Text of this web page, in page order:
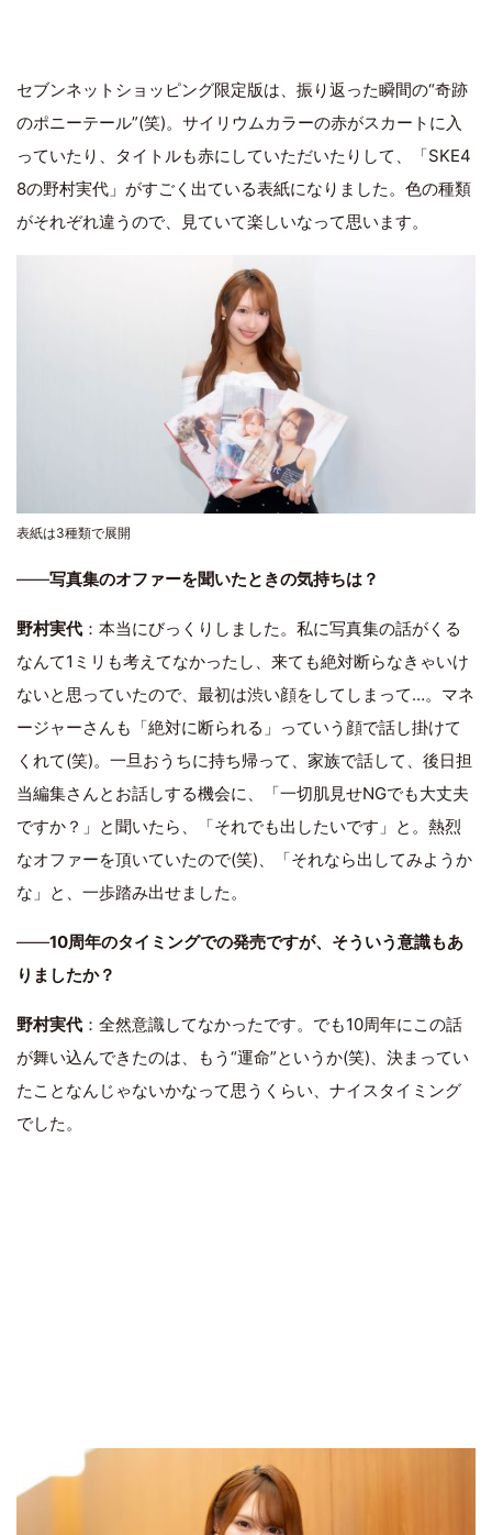
セブンネットショッピング限定版は、振り返った瞬間の“奇跡
のポニーテール”(笑)。サイリウムカラーの赤がスカートに入
っていたり、タイトルも赤にしていただいたりして、「SKE4
8の野村実代」がすごく出ている表紙になりました。色の種類
がそれぞれ違うので、見ていて楽しいなって思います。
表紙は3種類で展開
――写真集のオファーを聞いたときの気持ちは？
野村実代 ：本当にびっくりしました。私に写真集の話がくる
なんて1ミリも考えてなかったし、来ても絶対断らなきゃいけ
ないと思っていたので、最初は渋い顔をしてしまって…。マネ
ージャーさんも「絶対に断られる」っていう顔で話し掛けて
くれて(笑)。一旦おうちに持ち帰って、家族で話して、後日担
当編集さんとお話しする機会に、「一切肌見せNGでも大丈夫
ですか？」と聞いたら、「それでも出したいです」と。熱烈
なオファーを頂いていたので(笑)、「それなら出してみようか
な」と、一歩踏み出せました。
――10周年のタイミングでの発売ですが、そういう意識もあ
りましたか？
野村実代 ：全然意識してなかったです。でも10周年にこの話
が舞い込んできたのは、もう“運命”というか(笑)、決まってい
たことなんじゃないかなって思うくらい、ナイスタイミング
でした。